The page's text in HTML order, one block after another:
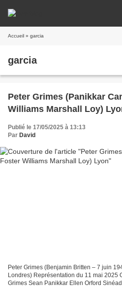
Accueil » garcia
garcia
Peter Grimes (Panikkar
Williams Marshall Loy)
Publié le 17/05/2025 à 13:13
Par David
Peter Grimes (Benjamin Britten – 7 juin
Londres) Représentation du 11 mai 2025
Grimes Sean Panikkar Ellen Orford